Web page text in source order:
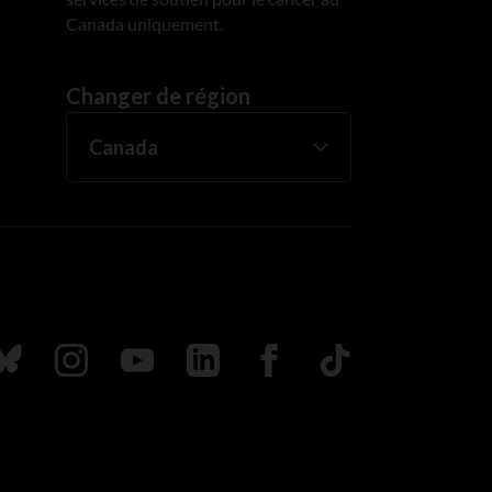
Canada uniquement.
Changer de région
nous sur Bluesky
Suivez nous sur Instagram
Suivez nous sur Youtube
Suivez nous sur LinkedIn
Suivez nous sur
TikTok